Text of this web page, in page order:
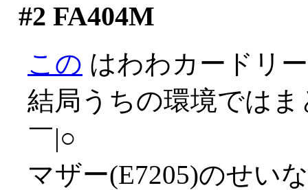
#2 FA404M
この はわわカードリ
結局うちの環境では
￣|○
マザー(E7205)のせい